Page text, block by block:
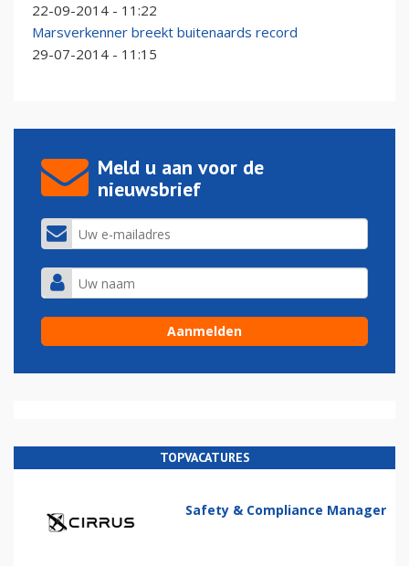
22-09-2014 - 11:22
Marsverkenner breekt buitenaards record
29-07-2014 - 11:15
Meld u aan voor de
nieuwsbrief
TOPVACATURES
Safety & Compliance Manager